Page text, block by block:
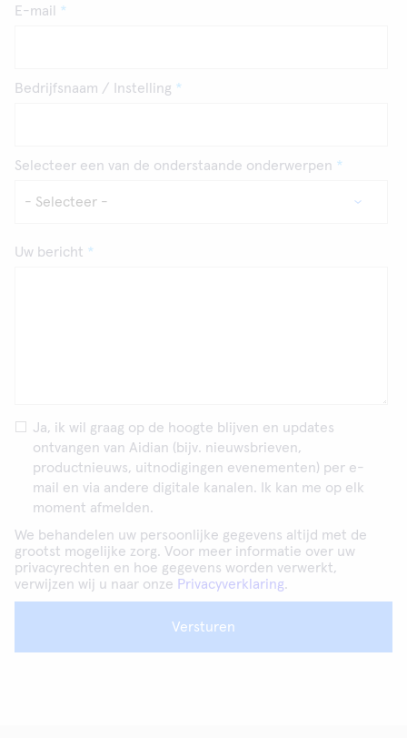
E-mail
Bedrijfsnaam / Instelling
Selecteer een van de onderstaande onderwerpen
Uw bericht
Ja, ik wil graag op de hoogte blijven en updates
ontvangen van Aidian (bijv. nieuwsbrieven,
productnieuws, uitnodigingen evenementen) per e-
mail en via andere digitale kanalen. Ik kan me op elk
moment afmelden.
We behandelen uw persoonlijke gegevens altijd met de
grootst mogelijke zorg. Voor meer informatie over uw
privacyrechten en hoe gegevens worden verwerkt,
verwijzen wij u naar onze Privacyverklaring.
Versturen